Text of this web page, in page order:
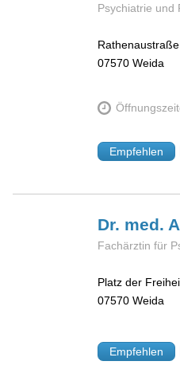
Psychiatrie und
07570 Weida
Empfehlen
Dr. med.
Fachärztin für
Platz der
07570 Weida
Empfehlen